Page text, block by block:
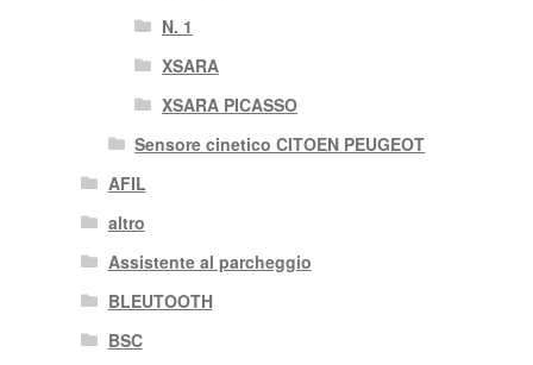
N. 1
XSARA
XSARA PICASSO
Sensore cinetico CITOEN PEUGEOT
AFIL
altro
Assistente al parcheggio
BLEUTOOTH
BSC